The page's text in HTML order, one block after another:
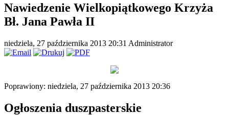
Nawiedzenie Wielkopiątkowego Krzyża
Bł. Jana Pawła II
niedziela, 27 października 2013 20:31 Administrator
Poprawiony: niedziela, 27 października 2013 20:36
Ogłoszenia duszpasterskie